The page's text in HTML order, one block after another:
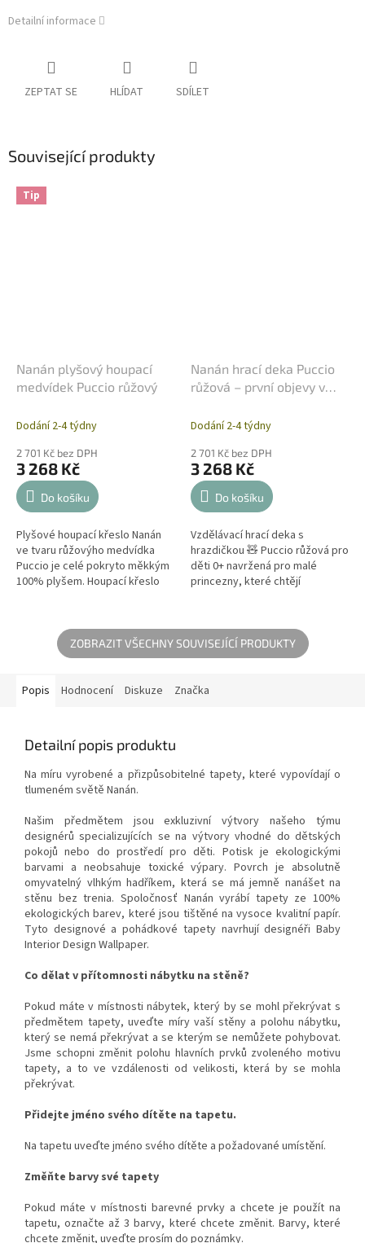
Detailní informace
ZEPTAT SE HLÍDAT SDÍLET
Související produkty
Tip
Nanán plyšový houpací
medvídek Puccio růžový
Dodání 2-4 týdny
2 701 Kč bez DPH
3 268 Kč
Do košíku
Plyšové houpací křeslo Nanán
ve tvaru růžovýho medvídka
Puccio je celé pokryto měkkým
100% plyšem. Houpací křeslo
Nanán hrací deka Puccio
růžová – první objevy v
Dodání 2-4 týdny
2 701 Kč bez DPH
3 268 Kč
Do košíku
Vzdělávací hrací deka s
hrazdičkou 🧸 Puccio růžová pro
děti 0+ navržená pro malé
princezny, které chtějí
děťátku útulné a...
ZOBRAZIT VŠECHNY SOUVISEJÍCÍ PRODUKTY
Popis Hodnocení Diskuze Značka
Detailní popis produktu
Na míru vyrobené a přizpůsobitelné tapety, které vypovídají o
tlumeném světě Nanán.
Našim předmětem jsou exkluzivní výtvory našeho týmu
designérů specializujících se na výtvory vhodné do dětských
pokojů nebo do prostředí pro děti. Potisk je ekologickými
barvami a neobsahuje toxické výpary. Povrch je absolutně
omyvatelný vlhkým hadříkem, která se má jemně nanášet na
stěnu bez trenia. Spoločnosť Nanán vyrábí tapety ze 100%
ekologických barev, které jsou tištěné na vysoce kvalitní papír.
Tyto designové a pohádkové tapety navrhují designéři Baby
Interior Design Wallpaper.
Co dělat v přítomnosti nábytku na stěně?
Pokud máte v místnosti nábytek, který by se mohl překrývat s
předmětem tapety, uveďte míry vaší stěny a polohu nábytku,
který se nemá překrývat a se kterým se nemůžete pohybovat.
Jsme schopni změnit polohu hlavních prvků zvoleného motivu
tapety, a to ve vzdálenosti od velikosti, která by se mohla
překrývat.
Přidejte jméno svého dítěte na tapetu.
Na tapetu uveďte jméno svého dítěte a požadované umístění.
Změňte barvy své tapety
Pokud máte v místnosti barevné prvky a chcete je použít na
tapetu, označte až 3 barvy, které chcete změnit. Barvy, které
chcete změnit, uveďte prosím do poznámky.